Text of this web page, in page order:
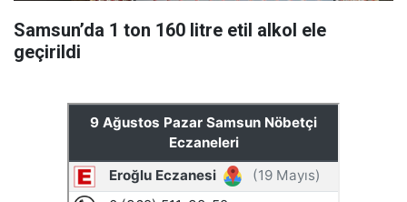
Samsun’da 1 ton 160 litre etil alkol ele
geçirildi